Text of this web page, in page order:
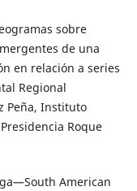
sobre
de una
en relación a series
Regional
Peña, Instituto
Roque
American